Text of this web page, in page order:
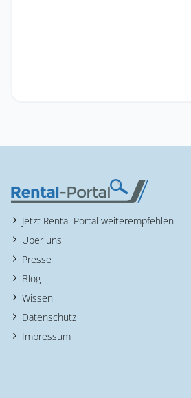
Jetzt Rental-Portal weiterempfehlen
Über uns
Presse
Blog
Wissen
Datenschutz
Impressum